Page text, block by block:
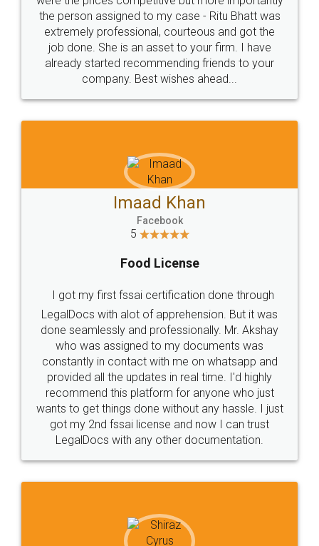
the person assigned to my case - Ritu Bhatt was
extremely professional, courteous and got the
job done. She is an asset to your firm. I have
already started recommending friends to your
company. Best wishes ahead...
Imaad Khan
Facebook
5
Food License
I got my first fssai certification done through
LegalDocs with alot of apprehension. But it was
done seamlessly and professionally. Mr. Akshay
who was assigned to my documents was
constantly in contact with me on whatsapp and
provided all the updates in real time. I'd highly
recommend this platform for anyone who just
wants to get things done without any hassle. I just
got my 2nd fssai license and now I can trust
LegalDocs with any other documentation.